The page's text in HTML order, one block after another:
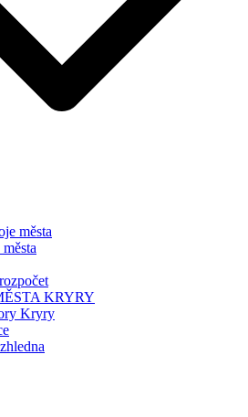
města
KRYRY
Kryry